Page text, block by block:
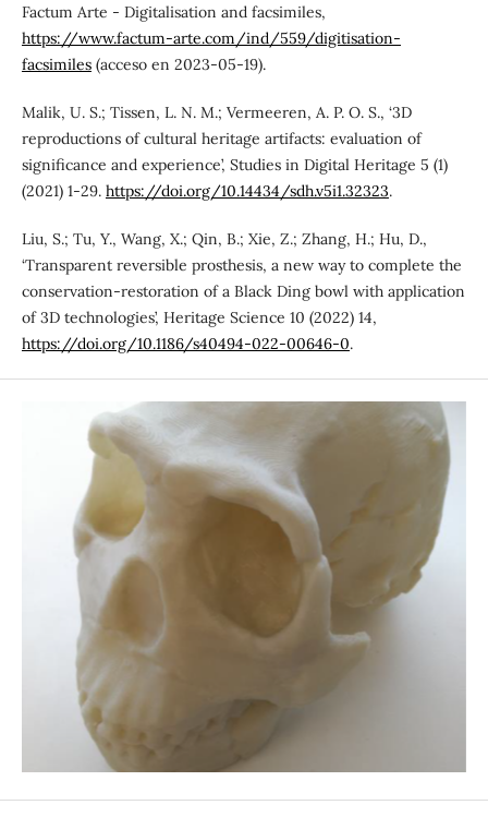
Factum Arte - Digitalisation and facsimiles,
https://www.factum-arte.com/ind/559/digitisation-
facsimiles(acceso en 2023-05-19).
Malik, U. S.; Tissen, L. N. M.; Vermeeren, A. P. O. S., ‘3D
reproductions of cultural heritage artifacts: evaluation of
significance and experience’, Studies in Digital Heritage 5 (1)
(2021) 1-29. https://doi.org/10.14434/sdh.v5i1.32323.
Liu, S.; Tu, Y., Wang, X.; Qin, B.; Xie, Z.; Zhang, H.; Hu, D.,
‘Transparent reversible prosthesis, a new way to complete the
conservation-restoration of a Black Ding bowl with application
of 3D technologies’, Heritage Science 10 (2022) 14,
https://doi.org/10.1186/s40494-022-00646-0.